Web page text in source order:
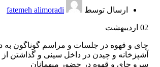
ارسال توسط fatemeh alimoradi
02 اردیبهشت
چای و قهوه در جلسات و مراسم گوناگون
آشپزخانه و چیدن در داخل سینی و گذاشتن
سرو چای و قهوه در حضور میهمانان